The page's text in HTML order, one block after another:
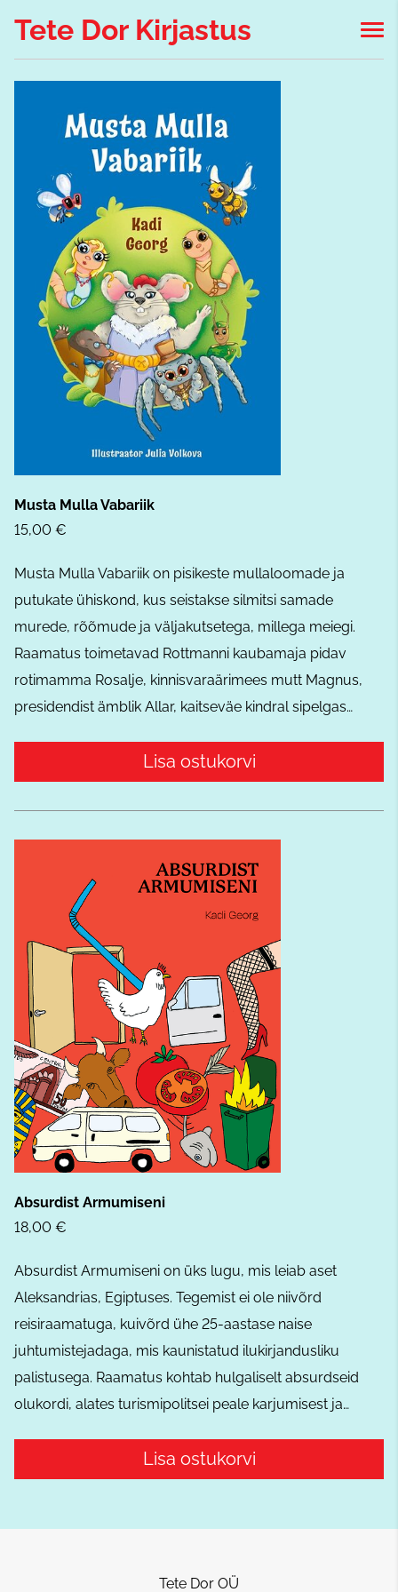
Tete Dor Kirjastus
Musta Mulla Vabariik
15,00 €
Musta Mulla Vabariik on pisikeste mullaloomade ja
putukate ühiskond, kus seistakse silmitsi samade
murede, rõõmude ja väljakutsetega, millega meiegi.
Raamatus toimetavad Rottmanni kaubamaja pidav
rotimamma Rosalje, kinnisvaraärimees mutt Magnus,
presidendist ämblik Allar, kaitseväe kindral sipelgas…
Lisa ostukorvi
Absurdist Armumiseni
18,00 €
Absurdist Armumiseni on üks lugu, mis leiab aset
Aleksandrias, Egiptuses. Tegemist ei ole niivõrd
reisiraamatuga, kuivõrd ühe 25-aastase naise
juhtumistejadaga, mis kaunistatud ilukirjandusliku
palistusega. Raamatus kohtab hulgaliselt absurdseid
olukordi, alates turismipolitsei peale karjumisest ja…
Lisa ostukorvi
Tete Dor OÜ